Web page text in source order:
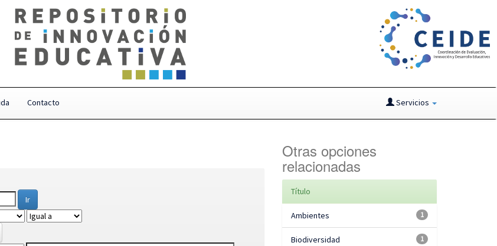
Contacto Servicios
Otras opciones
relacionadas
Título
1
Ambientes
1
Biodiversidad